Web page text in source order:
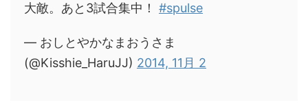
大敵。あと3試合集中！ #spulse
— おしとやかなまおうさま
(@Kisshie_HaruJJ) 2014, 11月 2